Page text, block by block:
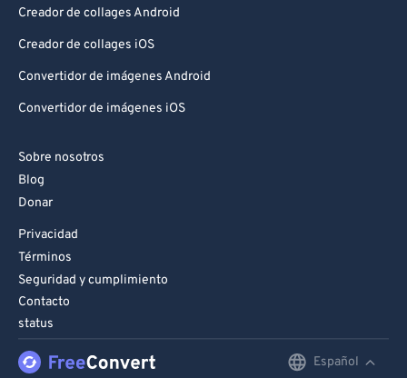
Creador de collages Android
Creador de collages iOS
Convertidor de imágenes Android
Convertidor de imágenes iOS
Sobre nosotros
Blog
Donar
Privacidad
Términos
Seguridad y cumplimiento
Contacto
status
Español